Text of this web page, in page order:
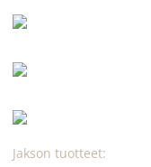
Jakson tuotteet: